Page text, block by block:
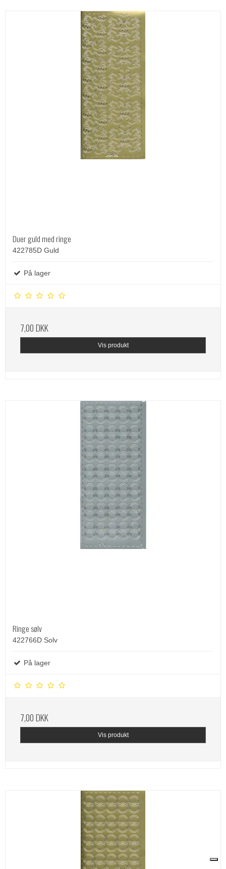
Duer guld med ringe
422785D Guld
På lager
7,00 DKK
Vis produkt
Ringe sølv
422766D Solv
På lager
7,00 DKK
Vis produkt